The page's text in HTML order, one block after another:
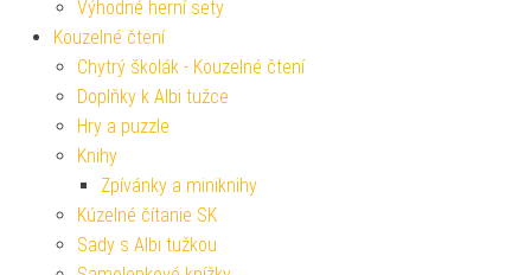
Výhodné herní sety
Kouzelné čtení
Chytrý školák - Kouzelné čtení
Doplňky k Albi tužce
Hry a puzzle
Knihy
Zpívánky a miniknihy
Kúzelné čítanie SK
Sady s Albi tužkou